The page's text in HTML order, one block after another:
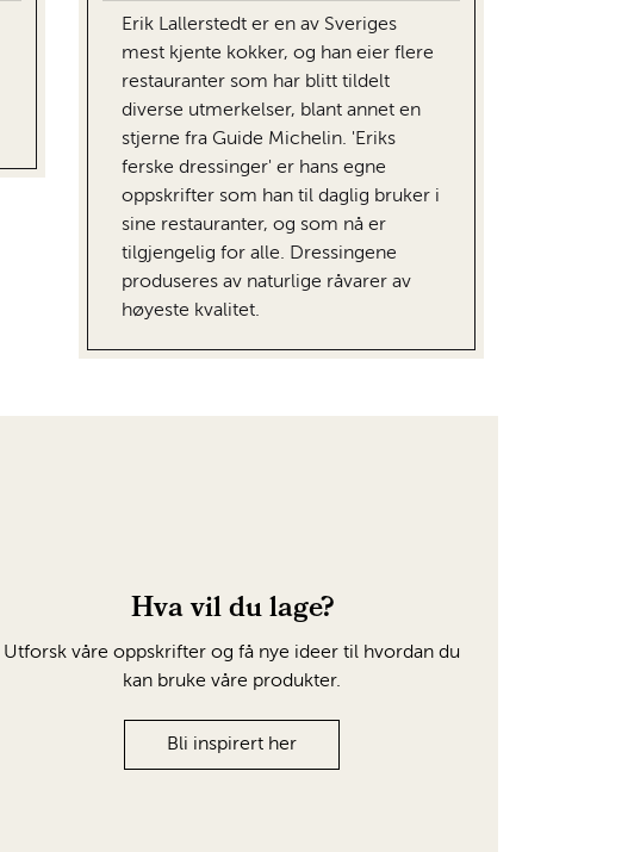
Erik Lallerstedt er en av Sveriges
mest kjente kokker, og han eier flere
restauranter som har blitt tildelt
diverse utmerkelser, blant annet en
stjerne fra Guide Michelin. 'Eriks
ferske dressinger' er hans egne
oppskrifter som han til daglig bruker i
sine restauranter, og som nå er
tilgjengelig for alle. Dressingene
produseres av naturlige råvarer av
høyeste kvalitet.
Hva vil du lage?
Utforsk våre oppskrifter og få nye ideer til hvordan du
kan bruke våre produkter.
Bli inspirert her